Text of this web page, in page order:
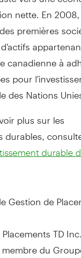
nette. En 2008,
premières
canadienne à
pour
des Nations
plus sur les
durables,
durable
Gestion de
TD Inc.
membre du